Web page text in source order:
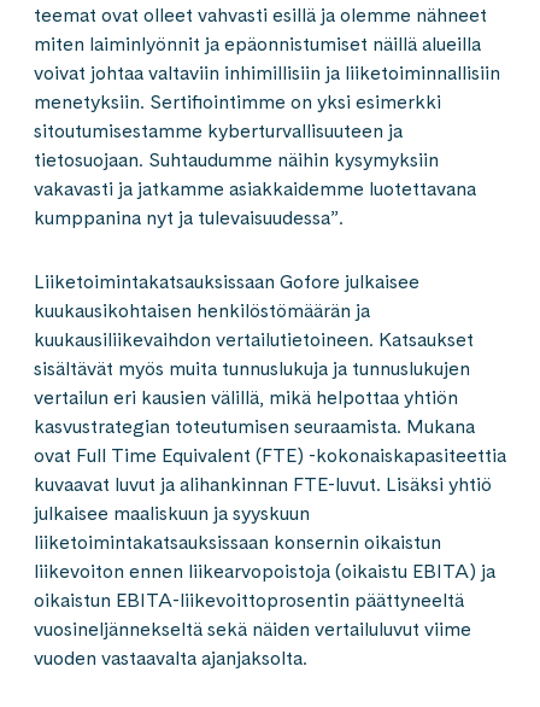
teemat ovat olleet vahvasti esillä ja olemme nähneet
miten laiminlyönnit ja epäonnistumiset näillä alueilla
voivat johtaa valtaviin inhimillisiin ja liiketoiminnallisiin
menetyksiin. Sertifiointimme on yksi esimerkki
sitoutumisestamme kyberturvallisuuteen ja
tietosuojaan. Suhtaudumme näihin kysymyksiin
vakavasti ja jatkamme asiakkaidemme luotettavana
kumppanina nyt ja tulevaisuudessa”.
Liiketoimintakatsauksissaan Gofore julkaisee
kuukausikohtaisen henkilöstömäärän ja
kuukausiliikevaihdon vertailutietoineen. Katsaukset
sisältävät myös muita tunnuslukuja ja tunnuslukujen
vertailun eri kausien välillä, mikä helpottaa yhtiön
kasvustrategian toteutumisen seuraamista. Mukana
ovat Full Time Equivalent (FTE) -kokonaiskapasiteettia
kuvaavat luvut ja alihankinnan FTE-luvut. Lisäksi yhtiö
julkaisee maaliskuun ja syyskuun
liiketoimintakatsauksissaan konsernin oikaistun
liikevoiton ennen liikearvopoistoja (oikaistu EBITA) ja
oikaistun EBITA-liikevoittoprosentin päättyneeltä
vuosineljännekseltä sekä näiden vertailuluvut viime
vuoden vastaavalta ajanjaksolta.